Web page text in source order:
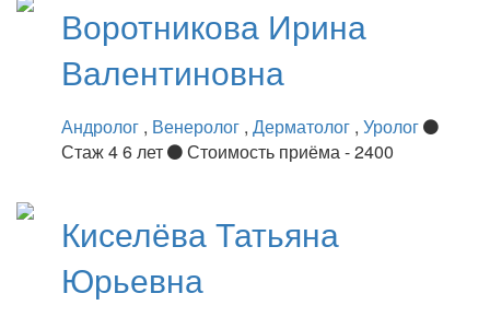
Воротникова Ирина
Валентиновна
Андролог , Венеролог , Дерматолог , Уролог
Стаж 4 6 лет
Стоимость приёма - 2400
КиселёваТатьяна
Юрьевна